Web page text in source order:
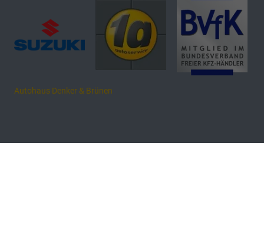
Autohaus Denker & Brünen